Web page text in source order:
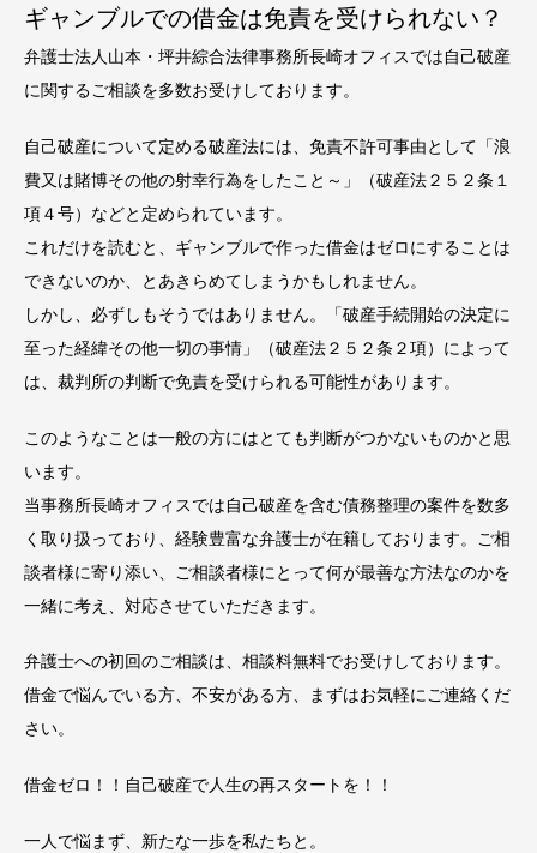
ギャンブルでの借金は免責を受けられない？
弁護士法人山本・坪井綜合法律事務所長崎オフィスでは自己破産
に関するご相談を多数お受けしております。
自己破産について定める破産法には、免責不許可事由として「浪
費又は賭博その他の射幸行為をしたこと～」（破産法２５２条１
項４号）などと定められています。
これだけを読むと、ギャンブルで作った借金はゼロにすることは
できないのか、とあきらめてしまうかもしれません。
しかし、必ずしもそうではありません。「破産手続開始の決定に
至った経緯その他一切の事情」（破産法２５２条２項）によって
は、裁判所の判断で免責を受けられる可能性があります。
このようなことは一般の方にはとても判断がつかないものかと思
います。
当事務所長崎オフィスでは自己破産を含む債務整理の案件を数多
く取り扱っており、経験豊富な弁護士が在籍しております。ご相
談者様に寄り添い、ご相談者様にとって何が最善な方法なのかを
一緒に考え、対応させていただきます。
弁護士への初回のご相談は、相談料無料でお受けしております。
借金で悩んでいる方、不安がある方、まずはお気軽にご連絡くだ
さい。
借金ゼロ！！自己破産で人生の再スタートを！！
一人で悩まず、新たな一歩を私たちと。